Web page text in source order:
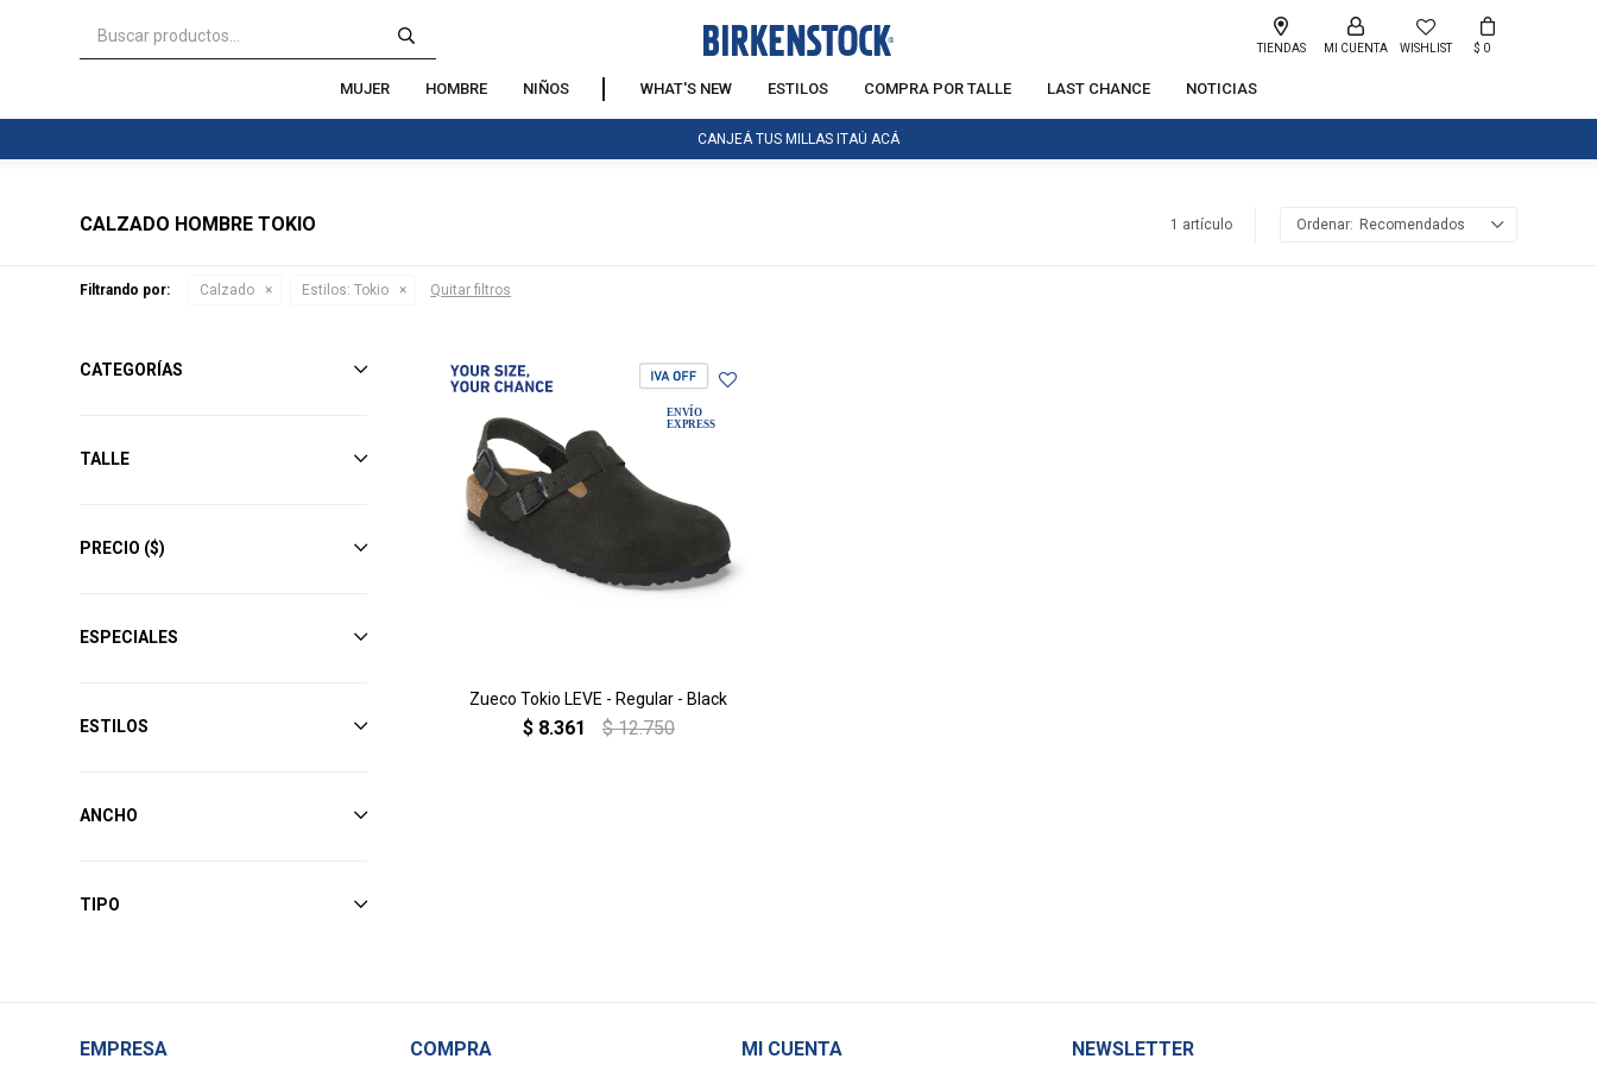
MUJER HOMBRE NIÑOS WHAT'S NEW ESTILOS COMPRA POR TALLE LAST CHANCE NOTICIAS
WISHLIST
TIENDAS $ 0
CANJEÁ TUS MILLAS ITAÚ ACÁ
CALZADO HOMBRE TOKIO 1 artículo Recomendados
Filtrando por: Calzado Estilos: Tokio Quitar filtros
Zueco Tokio LEVE - Regular - Black
$ 8.361 $ 12.750
CATEGORÍAS
TALLE
PRECIO ($)
ESPECIALES
ESTILOS
ANCHO
TIPO
EMPRESA COMPRA MI CUENTA NEWSLETTER